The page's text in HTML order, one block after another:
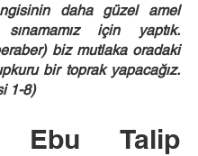
daha güzel amel
için yaptık.
biz mutlaka oradaki
bir toprak yapacağız.
1-8)
Ebu Talip